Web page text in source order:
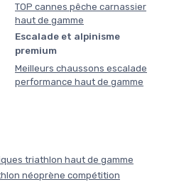
TOP cannes pêche carnassier
haut de gamme
Escalade et alpinisme
premium
Meilleurs chaussons escalade
performance haut de gamme
triathlon haut de gamme
néoprène compétition